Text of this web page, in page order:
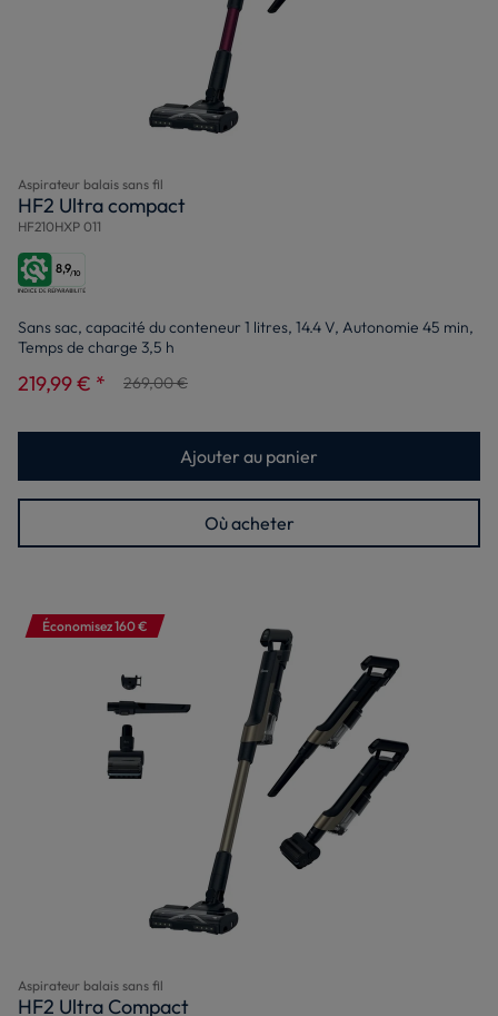
Aspirateur balais sans fil
HF2 Ultra compact
HF210HXP 011
8,9/10
Sans sac, capacité du conteneur 1 litres, 14.4 V, Autonomie 45 min,
Temps de charge 3,5 h
219,99 € * 269,00 €
Ajouter au panier
Où acheter
Économisez 160 €
Aspirateur balais sans fil
HF2 Ultra Compact